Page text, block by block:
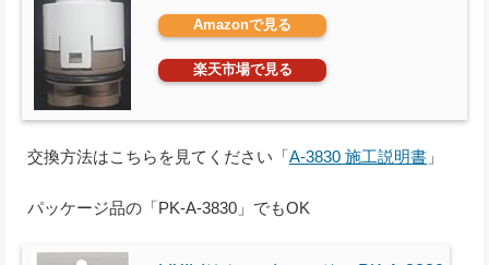
Amazonで見る
楽天市場で見る
交換方法はこちらを見てください「A-3830 施工説明書 」
パッケージ品の「PK-A-3830」でもOK